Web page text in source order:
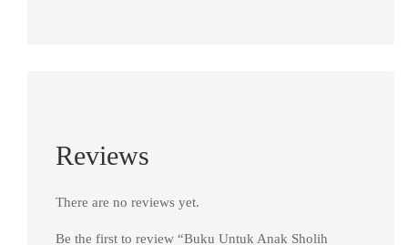
Reviews
There are no reviews yet.
Be the first to review “Buku Untuk Anak Sholih